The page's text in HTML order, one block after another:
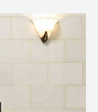
الرئيس
الأردن